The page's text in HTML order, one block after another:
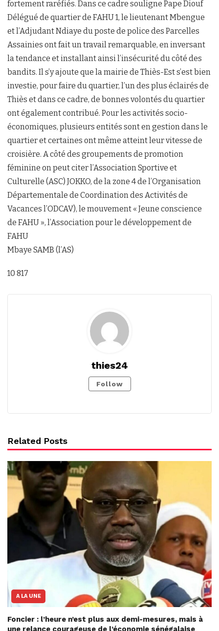
fortement raréfiés. Dans ce cadre souligne Pape Diouf
Délégué de quartier de FAHU 1, le lieutenant Mbengue
et l’Adjudant Ndiaye du poste de police des Parcelles
Assainies ont fait un travail remarquable, en inversant
la tendance et installant ainsi l’insécurité du côté des
bandits. Il s’y ajoute que la mairie de Thiès-Est s’est bien
investie, pour faire du quartier, l’un des plus éclairés de
Thiès et dans ce cadre, de bonnes volontés du quartier
ont également contribué. Pour les activités socio-
économiques, plusieurs entités sont en gestion dans le
quartier et certaines ont même atteint leur vitesse de
croisière. A côté des groupements de promotion
féminine on peut citer l’Association Sportive et
Culturelle (ASC) JOKKO, de la zone 4 de l’Organisation
Départementale de Coordination des Activités de
Vacances l’ODCAV), le mouvement « Jeune conscience
de FAHU », l’Association pour le développement de
FAHU
Mbaye SAMB (l’AS)
10 817
thies24
Follow
Related Posts
A LA UNE
Foncier : l’heure n’est plus aux demi-mesures, mais à
une relance courageuse de l’économie sénégalaise